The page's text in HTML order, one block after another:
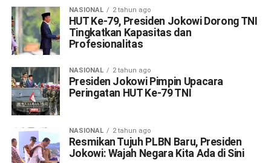
NASIONAL 2 tahun ago
HUT Ke-79, Presiden Jokowi Dorong TNI
Tingkatkan Kapasitas dan
Profesionalitas
NASIONAL 2 tahun ago
Presiden Jokowi Pimpin Upacara
Peringatan HUT Ke-79 TNI
NASIONAL 2 tahun ago
Resmikan Tujuh PLBN Baru, Presiden
Jokowi: Wajah Negara Kita Ada di Sini